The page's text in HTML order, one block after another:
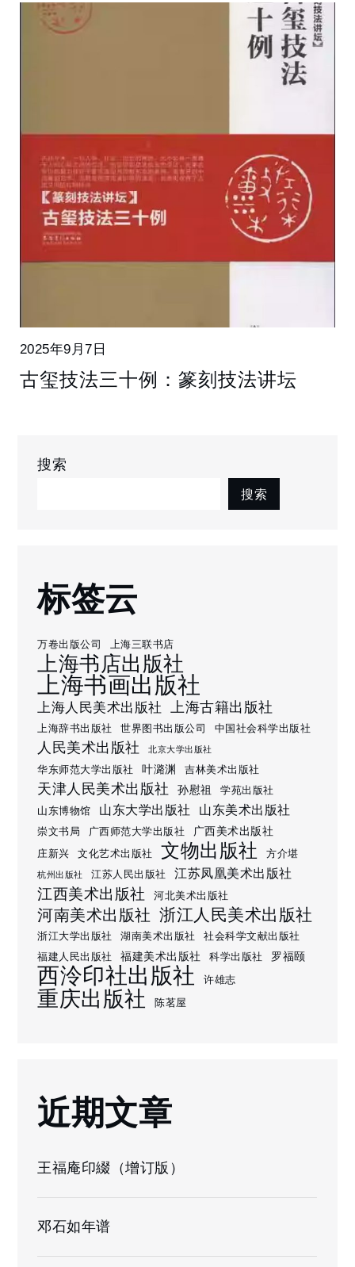
2025年9月7日
古玺技法三十例：篆刻技法讲坛
搜索
搜索
标签云
万卷出版公司 上海三联书店
上海书店出版社
上海书画出版社
上海人民美术出版社 上海古籍出版社
上海辞书出版社 世界图书出版公司 中国社会科学出版社
人民美术出版社 北京大学出版社
华东师范大学出版社 叶潞渊 吉林美术出版社
天津人民美术出版社 孙慰祖
学苑出版社
山东博物馆
山东大学出版社 山东美术出版社
崇文书局 广西师范大学出版社 广西美术出版社
庄新兴 文化艺术出版社 文物出版社 方介堪
杭州出版社 江苏人民出版社 江苏凤凰美术出版社
江西美术出版社 河北美术出版社
河南美术出版社 浙江人民美术出版社
浙江大学出版社 湖南美术出版社
社会科学文献出版社
福建人民出版社
福建美术出版社 科学出版社 罗福颐
西泠印社出版社 许雄志
重庆出版社 陈茗屋
近期文章
王福庵印綴（增订版）
邓石如年谱